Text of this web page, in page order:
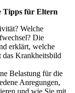
Tipps für Eltern
Welche
Die
erklärt, welche
das Krankheitsbild
Belastung für die
Anregungen,
und wie Sie mit